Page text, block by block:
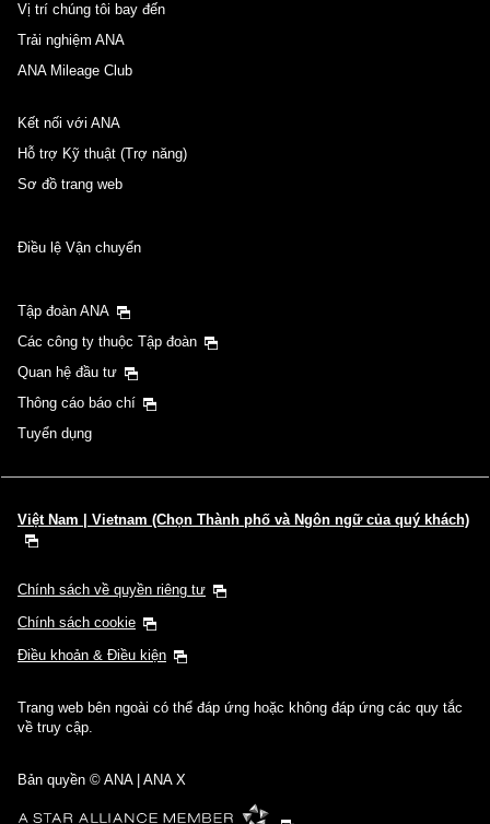
Vị trí chúng tôi bay đến
Trải nghiệm ANA
ANA Mileage Club
Kết nối với ANA
Hỗ trợ Kỹ thuật (Trợ năng)
Sơ đồ trang web
Điều lệ Vận chuyển
Tập đoàn ANA
Các công ty thuộc Tập đoàn
Quan hệ đầu tư
Thông cáo báo chí
Tuyển dụng
Việt Nam | Vietnam (Chọn Thành phố và Ngôn ngữ của quý khách)
Chính sách về quyền riêng tư
Chính sách cookie
Điều khoản & Điều kiện
Trang web bên ngoài có thể đáp ứng hoặc không đáp ứng các quy tắc
về truy cập.
Bản quyền © ANA | ANA X